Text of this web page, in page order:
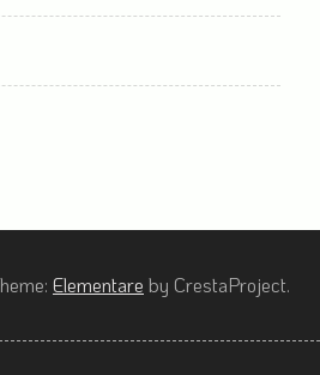
Elementare by CrestaProject.